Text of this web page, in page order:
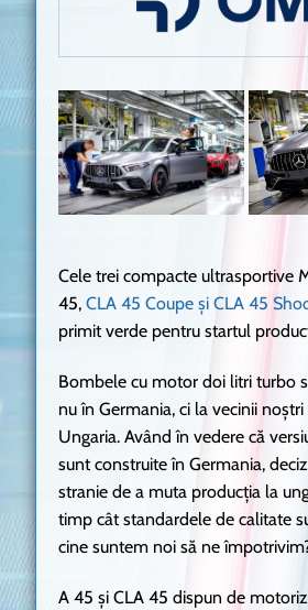
Cele trei compacte ultrasportive
45, CLA 45 Coupe și CLA 45
primit verde pentru startul
Bombele cu motor doi litri turbo
nu în Germania, ci la vecinii noștri
Ungaria. Având în vedere că
sunt construite în Germania,
stranie de a muta producția la
timp cât standardele de calitate
cine suntem noi să ne
A 45 și CLA 45 dispun de